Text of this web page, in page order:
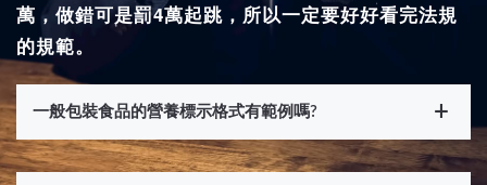
萬，做錯可是罰4萬起跳，所以一定要好好看完法規
的規範。
一般包裝食品的營養標示格式有範例嗎?